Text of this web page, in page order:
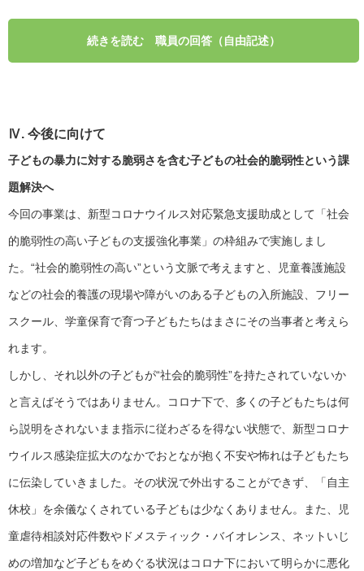
職員の回答（自由記述）
Ⅳ. 今後に向けて
子どもの暴力に対する脆弱さを含む子どもの社会的脆弱性という課
題解決へ
今回の事業は、新型コロナウイルス対応緊急支援助成として「社会
的脆弱性の高い子どもの支援強化事業」の枠組みで実施しまし
た。“社会的脆弱性の高い”という文脈で考えますと、児童養護施設
などの社会的養護の現場や障がいのある子どもの入所施設、フリー
スクール、学童保育で育つ子どもたちはまさにその当事者と考えら
れます。
しかし、それ以外の子どもが“社会的脆弱性”を持たされていないか
と言えばそうではありません。コロナ下で、多くの子どもたちは何
ら説明をされないまま指示に従わざるを得ない状態で、新型コロナ
ウイルス感染症拡大のなかでおとなが抱く不安や怖れは子どもたち
に伝染していきました。その状況で外出することができず、「自主
休校」を余儀なくされている子どもは少なくありません。また、児
童虐待相談対応件数やドメスティック・バイオレンス、ネットいじ
めの増加など子どもをめぐる状況はコロナ下において明らかに悪化